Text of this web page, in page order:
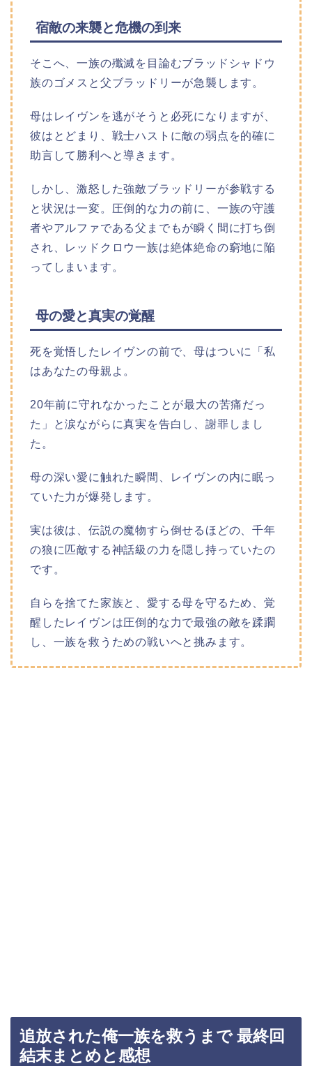
宿敵の来襲と危機の到来
そこへ、一族の殲滅を目論むブラッドシャドウ
族のゴメスと父ブラッドリーが急襲します。
母はレイヴンを逃がそうと必死になりますが、
彼はとどまり、戦士ハストに敵の弱点を的確に
助言して勝利へと導きます。
しかし、激怒した強敵ブラッドリーが参戦する
と状況は一変。圧倒的な力の前に、一族の守護
者やアルファである父までもが瞬く間に打ち倒
され、レッドクロウ一族は絶体絶命の窮地に陥
ってしまいます。
母の愛と真実の覚醒
死を覚悟したレイヴンの前で、母はついに「私
はあなたの母親よ。
20年前に守れなかったことが最大の苦痛だっ
た」と涙ながらに真実を告白し、謝罪しまし
た。
母の深い愛に触れた瞬間、レイヴンの内に眠っ
ていた力が爆発します。
実は彼は、伝説の魔物すら倒せるほどの、千年
の狼に匹敵する神話級の力を隠し持っていたの
です。
自らを捨てた家族と、愛する母を守るため、覚
醒したレイヴンは圧倒的な力で最強の敵を蹂躙
し、一族を救うための戦いへと挑みます。
追放された俺一族を救うまで 最終回
結末まとめと感想